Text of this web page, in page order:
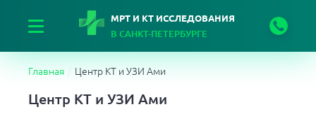
МРТ И КТ ИССЛЕДОВАНИЯ
В САНКТ-ПЕТЕРБУРГЕ
Главная Центр КТ и УЗИ Ами
Центр КТ и УЗИ Ами